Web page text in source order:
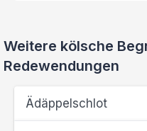
Weitere kölsche
Redewendungen
Ädäppelschlot